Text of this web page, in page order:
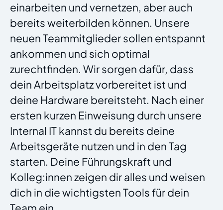
einarbeiten und vernetzen, aber auch
bereits weiterbilden können. Unsere
neuen Teammitglieder sollen entspannt
ankommen und sich optimal
zurechtfinden. Wir sorgen dafür, dass
dein Arbeitsplatz vorbereitet ist und
deine Hardware bereitsteht. Nach einer
ersten kurzen Einweisung durch unsere
Internal IT kannst du bereits deine
Arbeitsgeräte nutzen und in den Tag
starten. Deine Führungskraft und
Kolleg:innen zeigen dir alles und weisen
dich in die wichtigsten Tools für dein